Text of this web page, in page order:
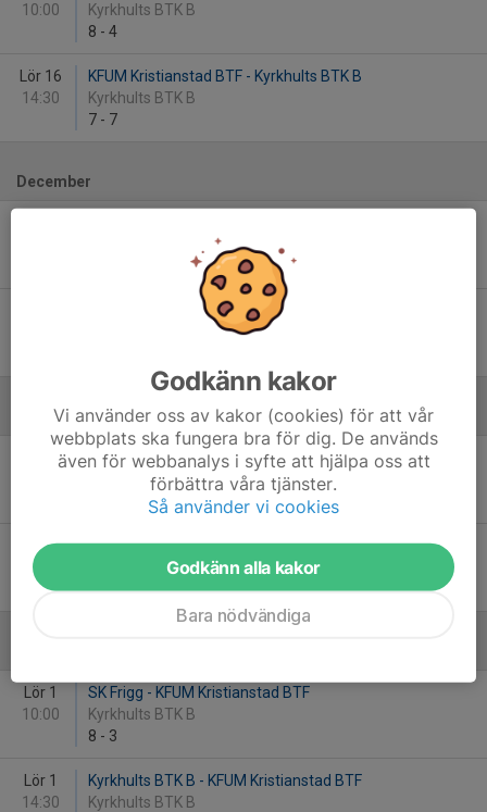
10:00
Kyrkhults BTK B
8 - 4
Lör 16
14:30
KFUM Kristianstad BTF - Kyrkhults BTK B
Kyrkhults BTK B
7 - 7
December
KFUM Kristianstad BTF A1
KFUM Kristianstad BTF - Jämjö BTK
KFUM Kristianstad BTF A1
Januari - 2025
Lör 11
Nickebo IK - KFUM Kristianstad BTF
Kalmar BTK
Lör 11
14:30
KFUM Kristianstad BTF - Carlshamns BTK
Kalmar BTK
4-8
Lör 1
10:00
SK Frigg - KFUM Kristianstad BTF
Kyrkhults BTK B
8 - 3
Lör 1
14:30
Kyrkhults BTK B - KFUM Kristianstad BTF
Kyrkhults BTK B
Godkänn kakor
Vi använder oss av kakor (cookies) för att vår
webbplats ska fungera bra för dig. De används
även för webbanalys i syfte att hjälpa oss att
förbättra våra tjänster.
Så använder vi cookies
Godkänn alla kakor
Bara nödvändiga